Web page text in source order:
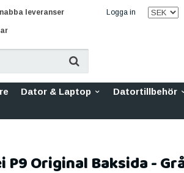
Logga in
leveranser
Dator & Laptop Datortillbehör
P9 Original Baksida -